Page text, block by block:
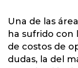
Una de las
ha sufrido con
de costos de
dudas, la del